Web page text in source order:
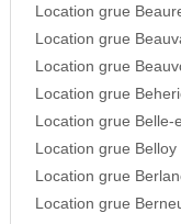
Location grue
Location grue
Location grue
Location grue
Location grue Belle-
Location grue Belloy
Location grue
Location grue